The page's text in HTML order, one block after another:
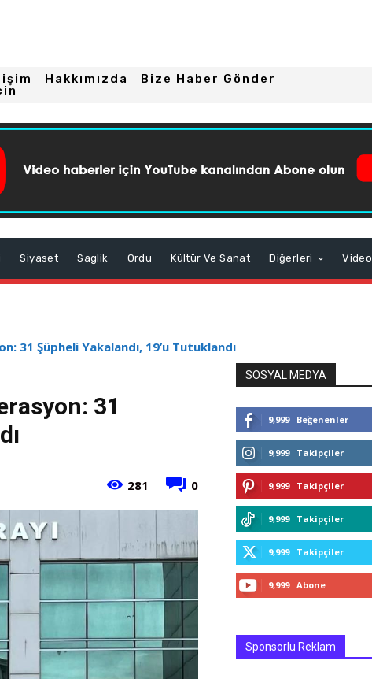
Hakkımızda
Bize Haber Gönder
Siyaset Saglik Ordu Kültür Ve Sanat Diğerleri Video
31 Şüpheli Yakalandı, 19’u Tutuklandı
31
0
281
SOSYAL MEDYA
9,999 Beğenenler
9,999 Takipçiler
9,999 Takipçiler
9,999 Takipçiler
9,999 Takipçiler
9,999 Abone
Sponsorlu Reklam